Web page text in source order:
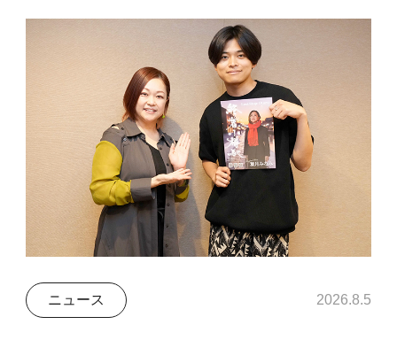
ニュース 2026.8.5